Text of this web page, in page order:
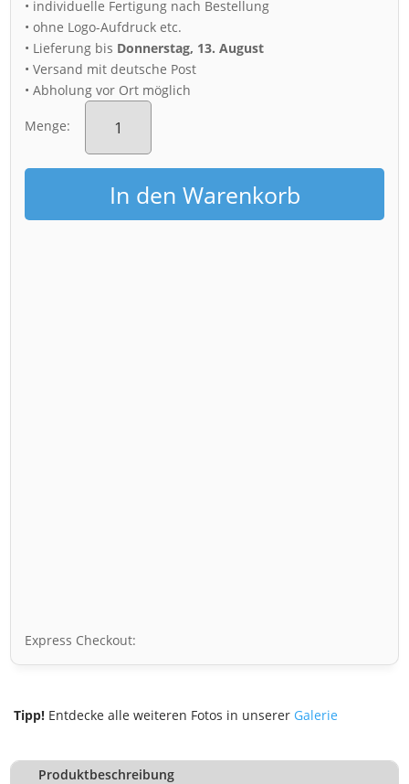
• individuelle Fertigung nach Bestellung
• ohne Logo-Aufdruck etc.
• Lieferung bis Donnerstag, 13. August
• Versand mit deutsche Post
• Abholung vor Ort möglich
Menge:
Fotoabzug
(01450)
am
Abend
MengeIn den Warenkorb
Express Checkout:
Tipp! Entdecke alle weiteren Fotos in unserer Galerie
Produktbeschreibung